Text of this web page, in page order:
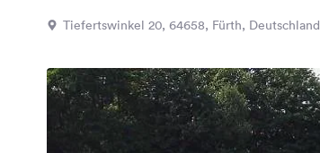
Tiefertswinkel 20, 64658, Fürth, Deutschland